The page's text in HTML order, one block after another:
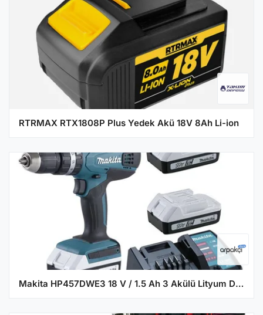
RTRMAX RTX1808P Plus Yedek Akü 18V 8Ah Li-ion
Makita HP457DWE3 18 V / 1.5 Ah 3 Akülü Lityum Darbeli Matkap